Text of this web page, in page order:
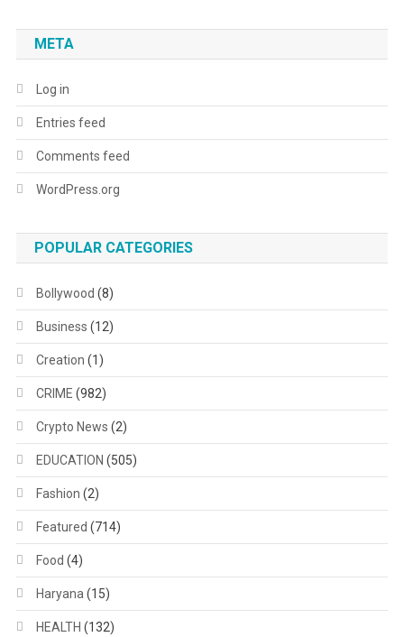
META
Log in
Entries feed
Comments feed
WordPress.org
POPULAR CATEGORIES
Bollywood (8)
Business (12)
Creation (1)
CRIME (982)
Crypto News (2)
EDUCATION (505)
Fashion (2)
Featured (714)
Food (4)
Haryana (15)
HEALTH (132)